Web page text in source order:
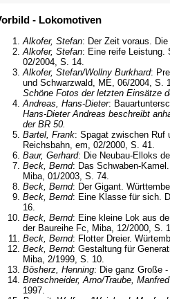
- Lokomotiven
Alkofer, Stefan: Der Zeit voraus.
Alkofer, Stefan: Eine reife Leistung.
02/2004, S. 14.
Alkofer, Stefan/Wollny Burkhard:
und Schwarzwald, ME, 06/2004, S.
Schöne Fotos der letzten Einsätze
Andreas, Hans-Dieter:
Hans-Dieter Andreas beschreibt
der BR 50.
Bartel, Frank: Spagat zwischen Ruf
Reichsbahn, em, 02/2000, S. 41.
Baur, Gerhard: Die Neubau-Elloks
Beck, Bernd: Das Schwaben-
Miba, 01/2003, S. 74.
Beck, Bernd: Der Gigant.
Beck, Bernd: Eine Klasse für sich.
16.
Beck, Bernd: Eine kleine Lok aus
der Baureihe Fc, Miba, 12/2000, S.
Beck, Bernd: Flotter Dreier.
Beck, Bernd: Gestaltung für
Miba, 2/1999, S. 10.
Bösherz, Henning: Die ganz Große
Bretschneider, Arno/Traube, Manfred
1997.